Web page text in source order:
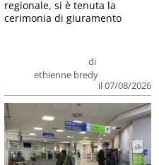
di
ethienne bredy
il 07/08/2026
regionale, si è tenuta la
cerimonia di giuramento